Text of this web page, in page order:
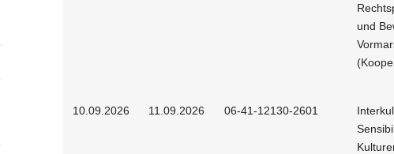
und
10.09.2026 11.09.2026 06-41-12130-2601